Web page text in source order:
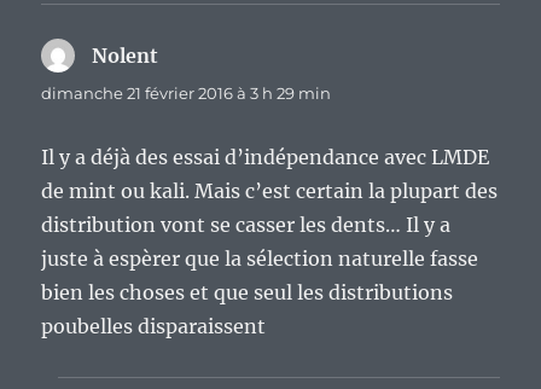
Nolent
dimanche 21 février 2016 à 3 h 29 min
Il y a déjà des essai d’indépendance avec LMDE
de mint ou kali. Mais c’est certain la plupart des
distribution vont se casser les dents… Il y a
juste à espèrer que la sélection naturelle fasse
bien les choses et que seul les distributions
poubelles disparaissent